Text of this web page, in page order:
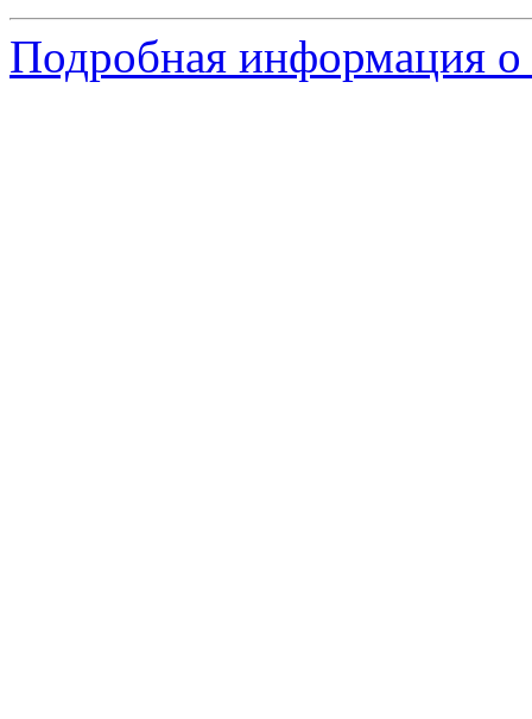
Подробная информация